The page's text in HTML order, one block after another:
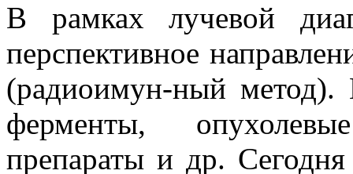
В рамках лучевой
перспективное
(радиоимун-ный метод).
ферменты,
препараты и др.